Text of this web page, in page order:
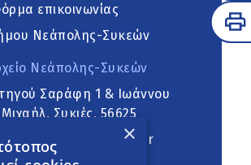
επικοινωνίας
Νεάπολης-Συκεών
Νεάπολης-Συκεών
Σαράφη 1 & Ιωάννου
Μιχαήλ, Συκιές, 56625
×